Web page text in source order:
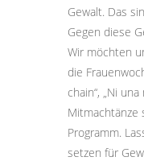
Gewalt. Das
Gegen diese
Wir möchten
die
chain“, „Ni
Mitmachtänze
Programm.
setzen für